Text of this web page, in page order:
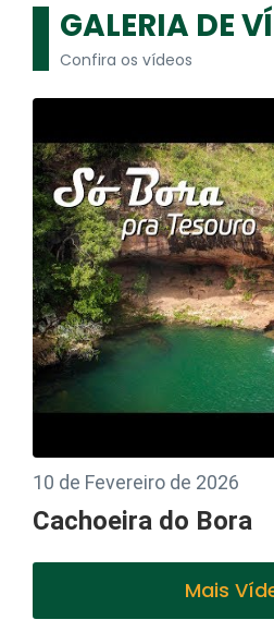
GALERIA DE
Confira os vídeos
10 de Fevereiro de 2026
Cachoeira do Bora
Mais